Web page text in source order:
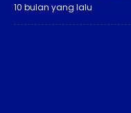
10 bulan yang lalu